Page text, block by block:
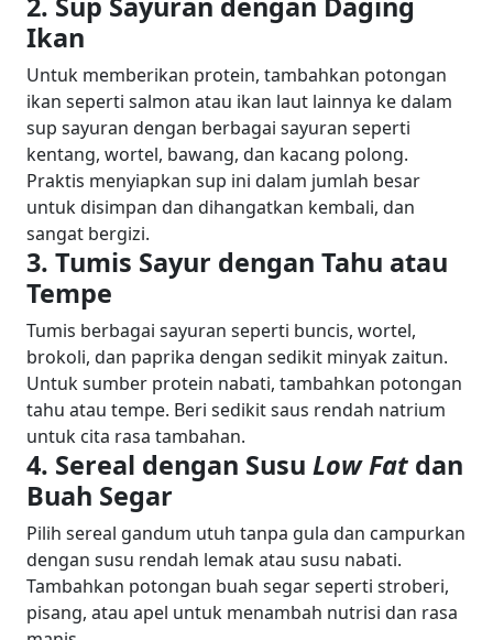
Ikan
Untuk memberikan protein, tambahkan potongan
ikan seperti salmon atau ikan laut lainnya ke dalam
sup sayuran dengan berbagai sayuran seperti
kentang, wortel, bawang, dan kacang polong.
Praktis menyiapkan sup ini dalam jumlah besar
untuk disimpan dan dihangatkan kembali, dan
sangat bergizi.
3. Tumis Sayur dengan Tahu atau
Tempe
Tumis berbagai sayuran seperti buncis, wortel,
brokoli, dan paprika dengan sedikit minyak zaitun.
Untuk sumber protein nabati, tambahkan potongan
tahu atau tempe. Beri sedikit saus rendah natrium
untuk cita rasa tambahan.
4. Sereal dengan Susu Low Fat dan
Buah Segar
Pilih sereal gandum utuh tanpa gula dan campurkan
dengan susu rendah lemak atau susu nabati.
Tambahkan potongan buah segar seperti stroberi,
pisang, atau apel untuk menambah nutrisi dan rasa